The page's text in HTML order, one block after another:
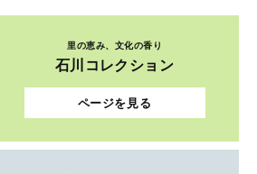
里の恵み、文化の香り
石川コレクション
ページを見る